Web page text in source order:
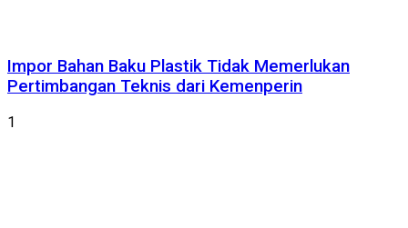
Impor Bahan Baku Plastik Tidak Memerlukan
Pertimbangan Teknis dari Kemenperin
1